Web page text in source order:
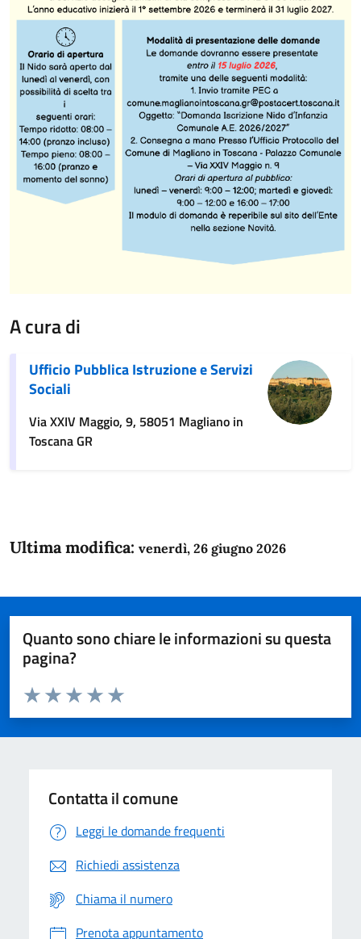
A cura di
Ufficio Pubblica Istruzione e Servizi
Sociali
Via XXIV Maggio, 9, 58051 Magliano in
Toscana GR
Ultima modifica: venerdì, 26 giugno 2026
Quanto sono chiare le informazioni su questa
pagina?
Domanda
Valuta da 1 a 5 stelle la pagina
Valuta 5 stelle su 5
Valuta 4 stelle su 5
Valuta 3 stelle su 5
Valuta 2 stelle su 5
Valuta 1 stelle su 5
Contatta il comune
Leggi le domande frequenti
Richiedi assistenza
Chiama il numero
Prenota appuntamento